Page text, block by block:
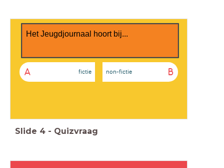
Het Jeugdjournaal hoort bij...
A fictie B
non-fictie
Slide 4 - Quizvraag